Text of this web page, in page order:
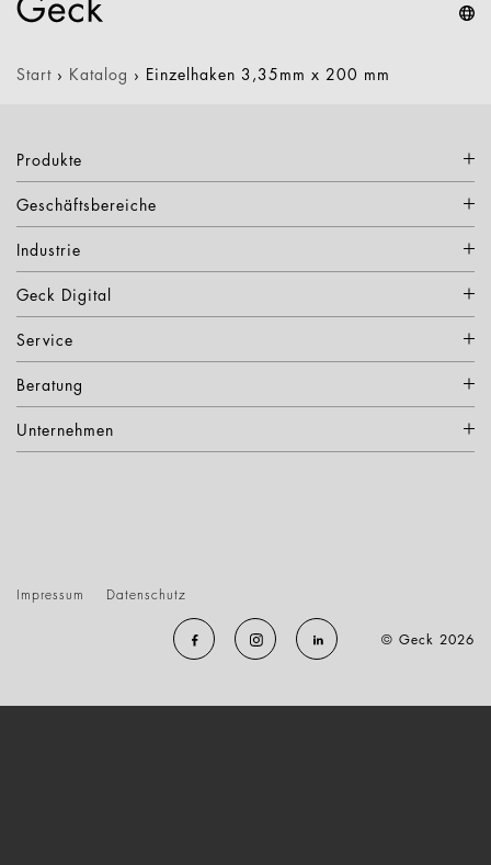
Start › Katalog › Einzelhaken 3,35mm x 200 mm
Produkte
Geschäftsbereiche
Industrie
Geck Digital
Service
Beratung
Unternehmen
Impressum Datenschutz
© Geck 2026